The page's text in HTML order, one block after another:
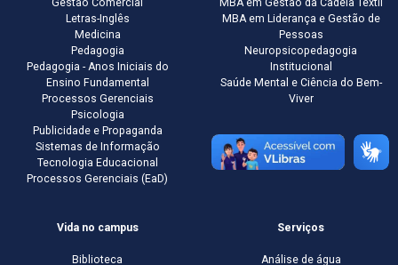
Gestão Comercial
Letras-Inglês
Medicina
Pedagogia
Pedagogia - Anos Iniciais do
Ensino Fundamental
Processos Gerenciais
Psicologia
Publicidade e Propaganda
Sistemas de Informação
Tecnologia Educacional
Processos Gerenciais (EaD)
MBA em Gestão da Cadeia Têxtil
MBA em Liderança e Gestão de
Pessoas
Neuropsicopedagogia
Institucional
Saúde Mental e Ciência do Bem-
Viver
Vida no campus
Biblioteca
Serviços
Análise de água